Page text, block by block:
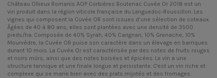
Château Ollieux Romanis AOP Corbières Boutenac Cuvée Or 2018 est un
vin produit dans la région viticole française du Languedoc-Roussillon. Les
vignes qui composent la Cuvée OR sont issues d’une sélection de coteaux.
Âgées de 40 à 80 ans, elles sont plantées avec une densité de 3500
pieds/ha. Composée de 40% Syrah, 40% Carignan, 10% Grenache, 10%
Mourvèdre, la Cuvée OR puise son caractère dans un élevage en barriques
durant 10 mois. La Cuvée Or est caractérisée par des notes de fruits rouges
et noirs mûrs, ainsi que des notes boisées et épicées. Le vin a une
structure tannique et une finale longue et persistante. C'est un vin riche et
complexe qui se marie bien avec des plats mijotés et des fromages.